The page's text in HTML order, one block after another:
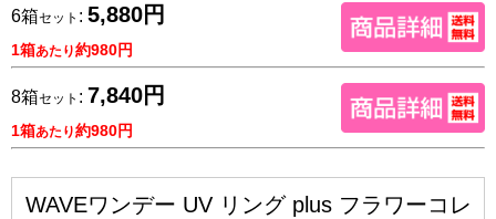
6箱セット : 5,880円
1箱あたり約980円
8箱セット : 7,840円
1箱あたり約980円
WAVEワンデー UV リング plus フラワーコレ